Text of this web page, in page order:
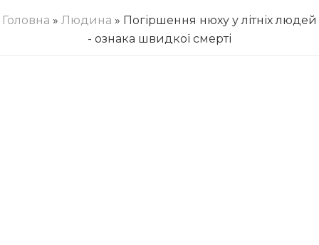
Головна » Людина » Погіршення нюху у літніх людей
- ознака швидкої смерті